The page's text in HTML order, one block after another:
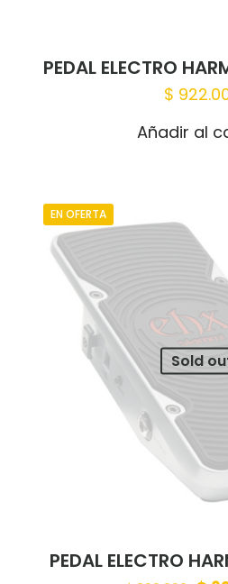
PEDAL ELECTRO
$
Añadir al
EN OFERTA
Sold
PEDAL ELECTRO